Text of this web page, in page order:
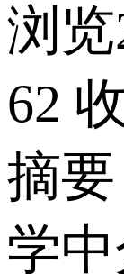
浏览
62
摘
学